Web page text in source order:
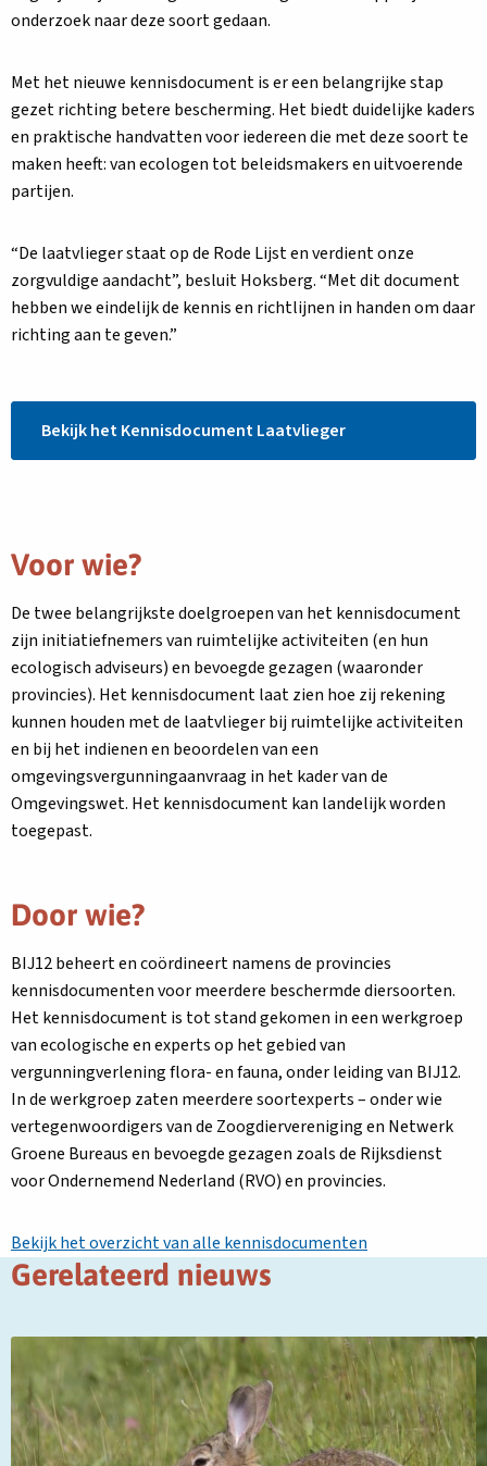
onderzoek naar deze soort gedaan.
Met het nieuwe kennisdocument is er een belangrijke stap
gezet richting betere bescherming. Het biedt duidelijke kaders
en praktische handvatten voor iedereen die met deze soort te
maken heeft: van ecologen tot beleidsmakers en uitvoerende
partijen.
“De laatvlieger staat op de Rode Lijst en verdient onze
zorgvuldige aandacht”, besluit Hoksberg. “Met dit document
hebben we eindelijk de kennis en richtlijnen in handen om daar
richting aan te geven.”
Bekijk het Kennisdocument Laatvlieger
Voor wie?
De twee belangrijkste doelgroepen van het kennisdocument
zijn initiatiefnemers van ruimtelijke activiteiten (en hun
ecologisch adviseurs) en bevoegde gezagen (waaronder
provincies). Het kennisdocument laat zien hoe zij rekening
kunnen houden met de laatvlieger bij ruimtelijke activiteiten
en bij het indienen en beoordelen van een
omgevingsvergunningaanvraag in het kader van de
Omgevingswet. Het kennisdocument kan landelijk worden
toegepast.
Door wie?
BIJ12 beheert en coördineert namens de provincies
kennisdocumenten voor meerdere beschermde diersoorten.
Het kennisdocument is tot stand gekomen in een werkgroep
van ecologische en experts op het gebied van
vergunningverlening flora- en fauna, onder leiding van BIJ12.
In de werkgroep zaten meerdere soortexperts – onder wie
vertegenwoordigers van de Zoogdiervereniging en Netwerk
Groene Bureaus en bevoegde gezagen zoals de Rijksdienst
voor Ondernemend Nederland (RVO) en provincies.
Bekijk het overzicht van alle kennisdocumenten
Gerelateerd nieuws
meer
over
Het
konijn: